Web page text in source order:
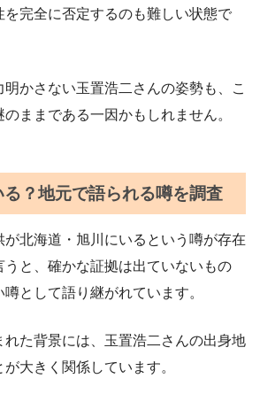
を完全に否定するのも難しい状態で
かさない玉置浩二さんの姿勢も、こ
ままである一因かもしれません。
？地元で語られる噂を調査
が北海道・旭川にいるという噂が存在
うと、確かな証拠は出ていないもの
として語り継がれています。
れた背景には、玉置浩二さんの出身地
大きく関係しています。